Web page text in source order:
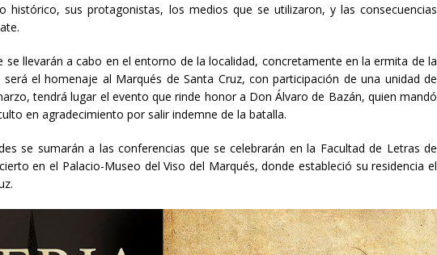
histórico, sus protagonistas, los medios que se utilizaron, y las consecuencias
.
se llevarán a cabo enel entorno de la localidad, concretamente en la ermita de la
será el homenaje al Marqués de Santa Cruz, con participación de una unidad de
tendrá lugar el evento que rinde honor a Don Álvaro de Bazán, quien mandó
en agradecimiento por salir indemne de la batalla.
se sumarána las conferencias que se celebrarán en la Facultad de Letras de
en el Palacio-Museo del Viso del Marqués, donde estableció su residencia el